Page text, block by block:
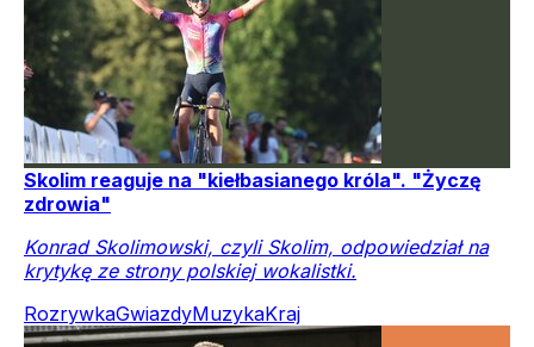
Skolim reaguje na "kiełbasianego króla". "Życzę
zdrowia"
Konrad Skolimowski, czyli Skolim, odpowiedział na
krytykę ze strony polskiej wokalistki.
RozrywkaGwiazdyMuzykaKraj